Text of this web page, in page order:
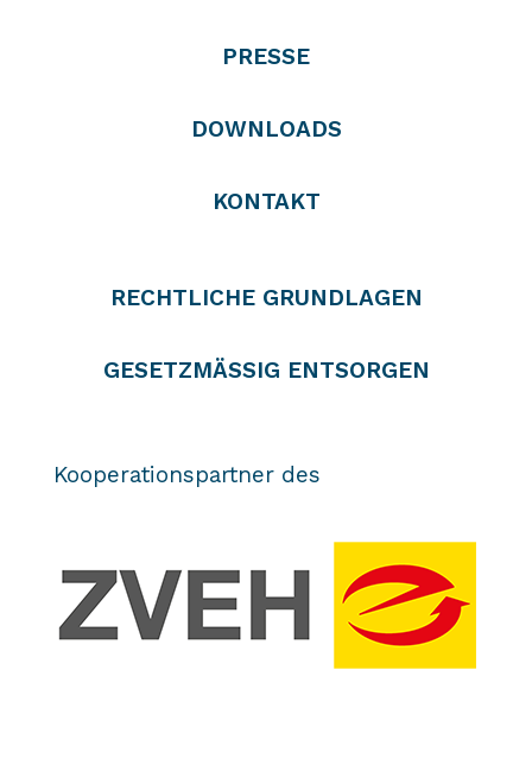
PRESSE
DOWNLOADS
KONTAKT
RECHTLICHE GRUNDLAGEN
GESETZMÄSSIG ENTSORGEN
Kooperationspartner des